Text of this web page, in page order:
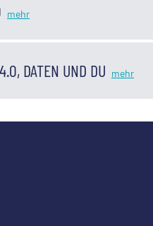
DATEN UND DU